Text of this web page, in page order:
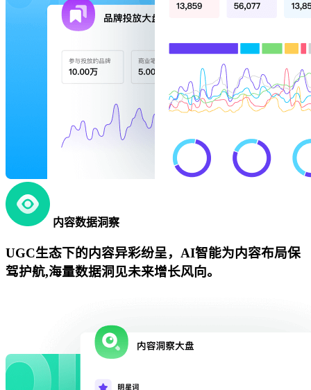
内容数据洞察
UGC生态下的内容异彩纷呈，AI智能为内容布局保
驾护航,海量数据洞见未来增长风向。